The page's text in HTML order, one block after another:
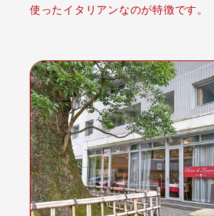
使ったイタリアンなのが特徴です。